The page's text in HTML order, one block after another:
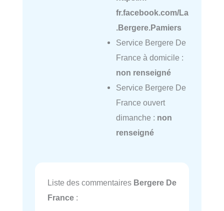
fr.facebook.com/La
.Bergere.Pamiers
Service Bergere De
France à domicile :
non renseigné
Service Bergere De
France ouvert
dimanche : non
renseigné
Liste des commentaires Bergere De
France :